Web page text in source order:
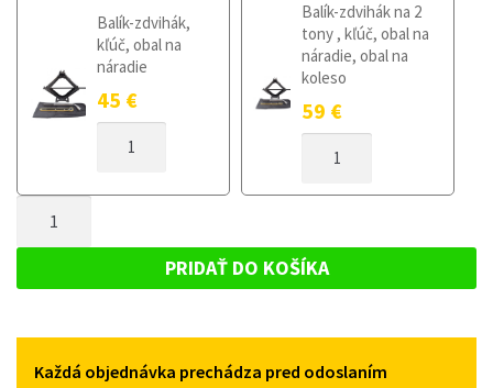
Balík-zdvihák,
kľúč, obal na
náradie
45 €
DOJAZDOVÉ
AUDI
8V
2013
Balík-zdvihák na 2
tony , kľúč, obal na
náradie, obal na
koleso
59 €
DOJAZDOVÉ
8V
OD
5X112
AUDI
OD
PRIDAŤ DO KOŠÍKA
Každá objednávka prechádza pred odoslaním